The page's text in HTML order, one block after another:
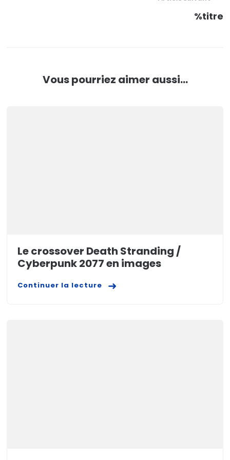
%titre
Vous pourriez aimer aussi...
Le crossover Death Stranding /
Cyberpunk 2077 en images
Continuer la lecture